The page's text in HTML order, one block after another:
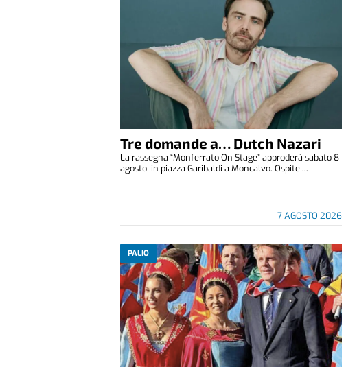
Tre domande a… Dutch Nazari
7 AGOSTO 2026
La rassegna “Monferrato On Stage” approderà sabato 8
agosto in piazza Garibaldi a Moncalvo. Ospite ...
PALIO